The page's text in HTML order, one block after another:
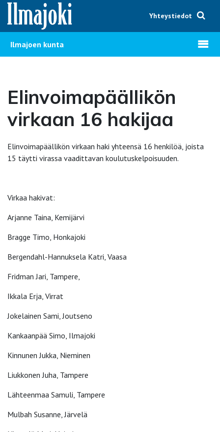
Hyppää sisältöön
Yhteystiedot
Ilmajoen kunta Avaa
Elinvoimapäällikön
virkaan 16 hakijaa
Elinvoimapäällikön virkaan haki yhteensä 16 henkilöä, joista
15 täytti virassa vaadittavan koulutuskelpoisuuden.
Virkaa hakivat:
Arjanne Taina, Kemijärvi
Bragge Timo, Honkajoki
Bergendahl-Hannuksela Katri, Vaasa
Fridman Jari, Tampere,
Ikkala Erja, Virrat
Jokelainen Sami, Joutseno
Kankaanpää Simo, Ilmajoki
Kinnunen Jukka, Nieminen
Liukkonen Juha, Tampere
Lähteenmaa Samuli, Tampere
Mulbah Susanne, Järvelä